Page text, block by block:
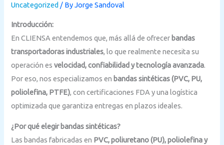
Uncategorized / ByJorge Sandoval
Introducción:
En CLIENSA entendemos que, más allá de ofrecer bandas
transportadoras industriales, lo que realmente necesita su
operación esvelocidad, confiabilidad y tecnología avanzada.
Por eso, nos especializamos en bandas sintéticas (PVC, PU,
poliolefina, PTFE), con certificaciones FDA y una logística
optimizada que garantiza entregas en plazos ideales.
¿Por qué elegir bandas sintéticas?
Las bandas fabricadas en PVC, poliuretano (PU), poliolefina y